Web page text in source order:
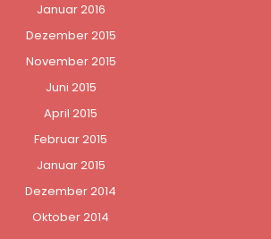
Januar 2016
Dezember 2015
November 2015
Juni 2015
April 2015
Februar 2015
Januar 2015
Dezember 2014
Oktober 2014